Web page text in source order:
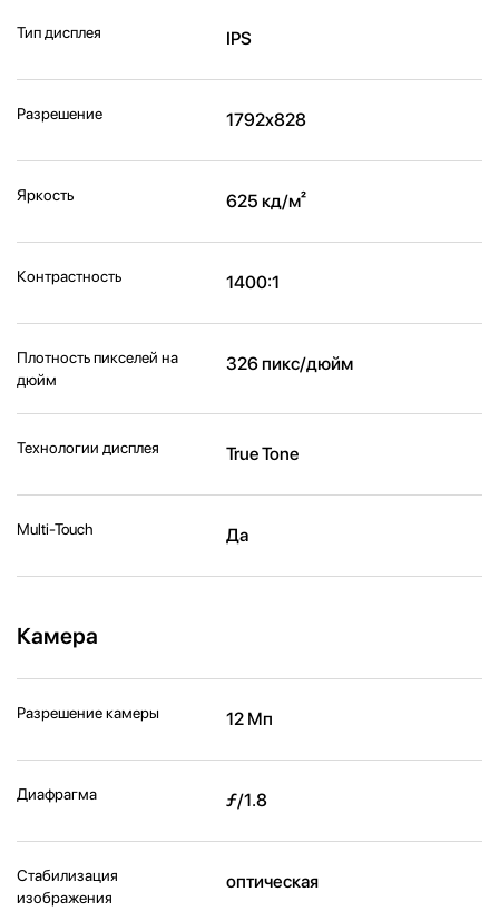
Тип дисплея IPS
Разрешение 1792x828
Яркость 625 кд/м²
Контрастность 1400:1
Плотность пикселей на
дюйм
326 пикс/дюйм
Технологии дисплея True Tone
Multi-Touch Да
Камера
Разрешение камеры 12 Мп
Диафрагма ƒ/1.8
Стабилизация
изображения
оптическая